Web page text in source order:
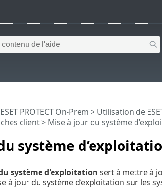
système
ESET PROTECT On-Prem > Utilisation de
client> Mise à jour du système
système d'exploitation sert à mettre à
à jour du système d’exploitation sur les